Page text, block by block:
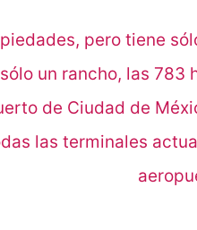
pero tiene
un rancho, las 783
de Ciudad de
las terminales